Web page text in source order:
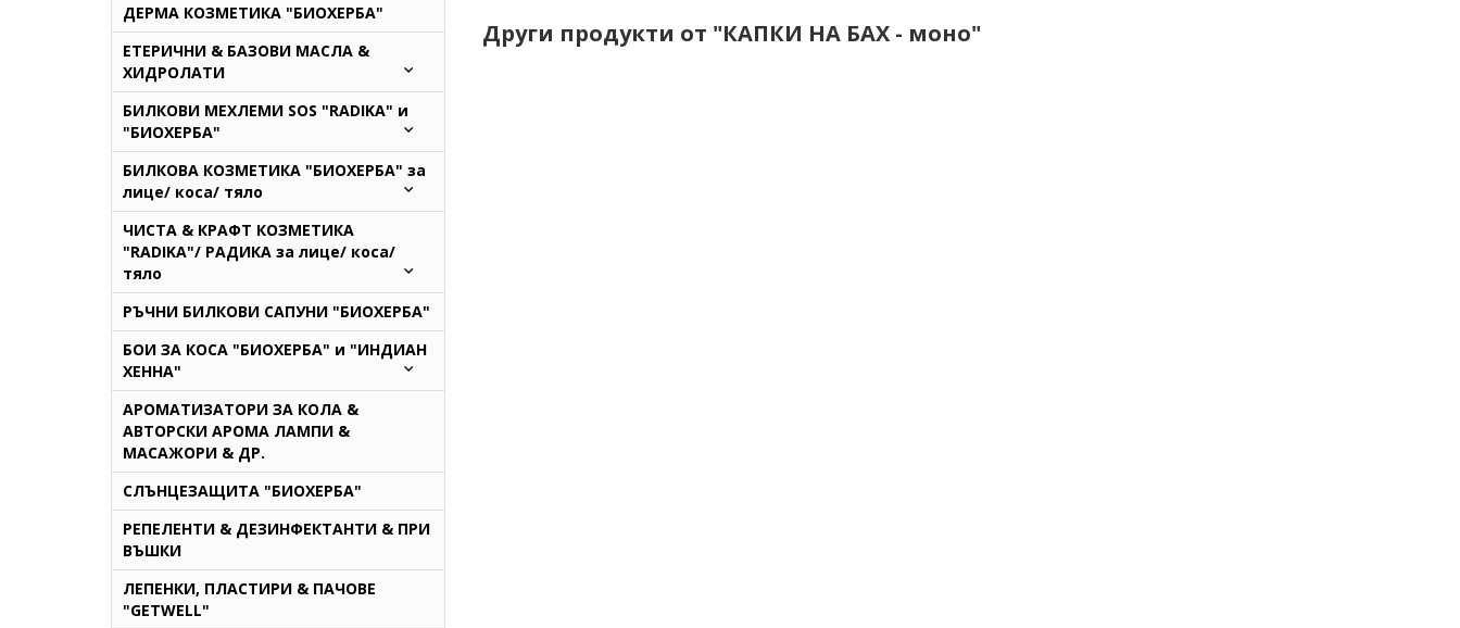
Други продукти от "КАПКИ НА БАХ - моно"
ДЕРМА КОЗМЕТИКА "БИОХЕРБА"
ЕТЕРИЧНИ & БАЗОВИ МАСЛА &
ХИДРОЛАТИ
БИЛКОВИ МЕХЛЕМИ SOS "RADIKA" и
"БИОХЕРБА"
БИЛКОВА КОЗМЕТИКА "БИОХЕРБА" за
лице/ коса/ тяло
ЧИСТА & КРАФТ КОЗМЕТИКА
"RADIKA"/ РАДИКА за лице/ коса/
тяло
РЪЧНИ БИЛКОВИ САПУНИ "БИОХЕРБА"
БОИ ЗА КОСА "БИОХЕРБА" и "ИНДИАН
ХЕННА"
АРОМАТИЗАТОРИ ЗА КОЛА &
АВТОРСКИ АРОМА ЛАМПИ &
МАСАЖОРИ & ДР.
СЛЪНЦЕЗАЩИТА "БИОХЕРБА"
РЕПЕЛЕНТИ & ДЕЗИНФЕКТАНТИ & ПРИ
ВЪШКИ
ЛЕПЕНКИ, ПЛАСТИРИ & ПАЧОВЕ
"GETWELL"